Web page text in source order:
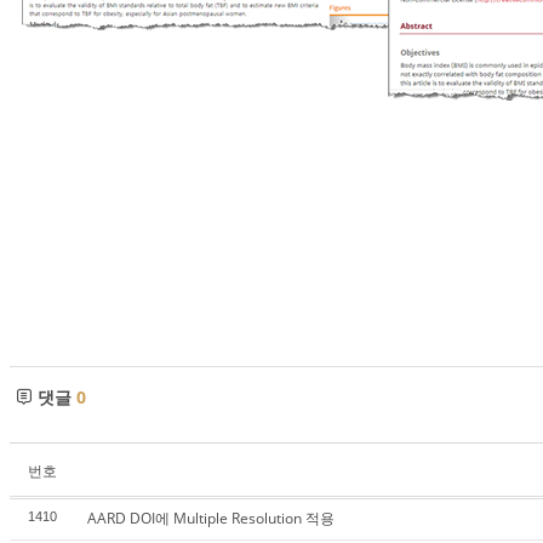
댓글 0
번호
1410 AARD DOI에 Multiple Resolution 적용